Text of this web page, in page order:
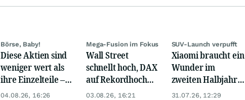
Börse, Baby!
Diese Aktien sind
weniger wert als
ihre Einzelteile –
Chance oder Falle?
04.08.26, 16:26
Mega-Fusion im Fokus
Wall Street
schnellt hoch, DAX
auf Rekordhoch
dank Öl-Absturz
03.08.26, 16:21
SUV-Launch verpufft
Xiaomi braucht ein
Wunder im
zweiten Halbjahr –
die Börse glaubt
31.07.26, 12:29